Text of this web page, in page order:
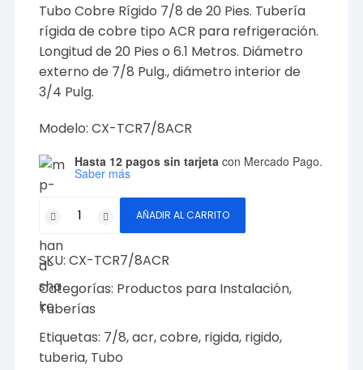
Tubo Cobre Rígido 7/8 de 20 Pies. Tubería
rígida de cobre tipo ACR para refrigeración.
Longitud de 20 Pies o 6.1 Metros. Diámetro
externo de 7/8 Pulg., diámetro interior de
3/4 Pulg.
Modelo: CX-TCR7/8ACR
Hasta 12 pagos sin tarjeta con Mercado Pago.
Saber más
Cobre
Rígido
7/8,
20
Pies
Modelo:
CX-
AÑADIR AL CARRITO
SKU:CX-TCR7/8ACR
Categorías: Productos para Instalación,
Tuberías
Etiquetas: 7/8,acr,cobre, rigida, rigido,
tuberia, Tubo